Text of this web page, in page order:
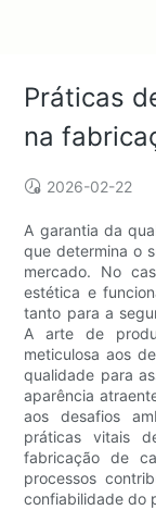
Práticas
na
2026-02-22
A garantia da
que determina o
mercado. No
estética e
tanto para a
A arte de
meticulosa aos
qualidade para
aparência
aos desafios
práticas vitais
fabricação de
processos
confiabilidade do